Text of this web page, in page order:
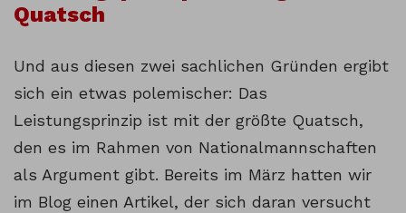
Quatsch
Und aus diesen zwei sachlichen Gründen ergibt
sich ein etwas polemischer: Das
Leistungsprinzip ist mit der größte Quatsch,
den es im Rahmen von Nationalmannschaften
als Argument gibt. Bereits im März hatten wir
im Blog einen Artikel, der sich daran versucht